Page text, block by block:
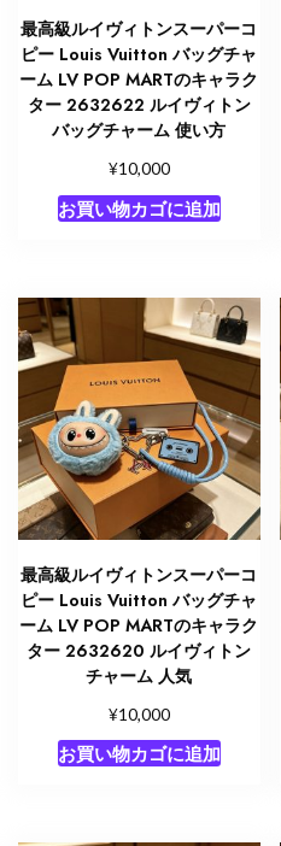
最高級ルイヴィトンスーパーコ
ピー Louis Vuitton バッグチャ
ーム LV POP MARTのキャラク
ター 2632622 ルイヴィトン
バッグチャーム 使い方
¥10,000
お買い物カゴに追加
最高級ルイヴィトンスーパーコ
ピー Louis Vuitton バッグチャ
ーム LV POP MARTのキャラク
ター 2632620 ルイヴィトン
チャーム 人気
¥10,000
お買い物カゴに追加